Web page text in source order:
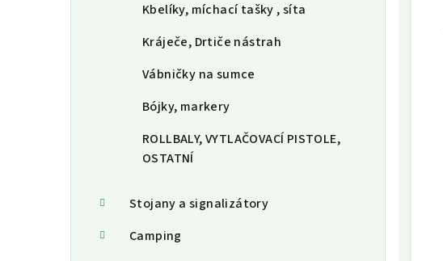
Kbelíky, míchací tašky , síta
Kráječe, Drtiče nástrah
Vábničky na sumce
Bójky, markery
ROLLBALY, VYTLAČOVACÍ PISTOLE,
OSTATNÍ
Stojany a signalizátory
Camping